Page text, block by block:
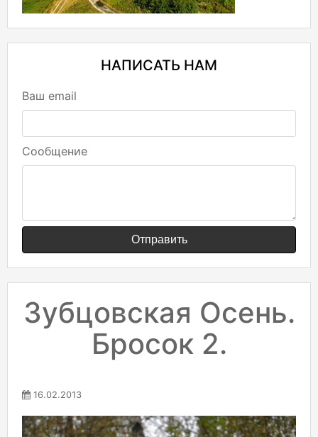
НАПИСАТЬ НАМ
Ваш email
Сообщение
Отправить
Зубцовская Осень.
Бросок 2.
16.02.2013